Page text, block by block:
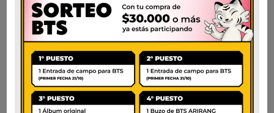
$75.000
AÑADIR AL CARRITO